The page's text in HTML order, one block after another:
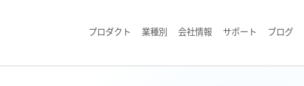
プロダクト 業種別 会社情報 サポート ブログ